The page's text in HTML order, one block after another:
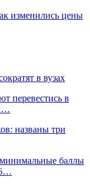
изменились цены
в вузах
перевестись в
названы три
баллы